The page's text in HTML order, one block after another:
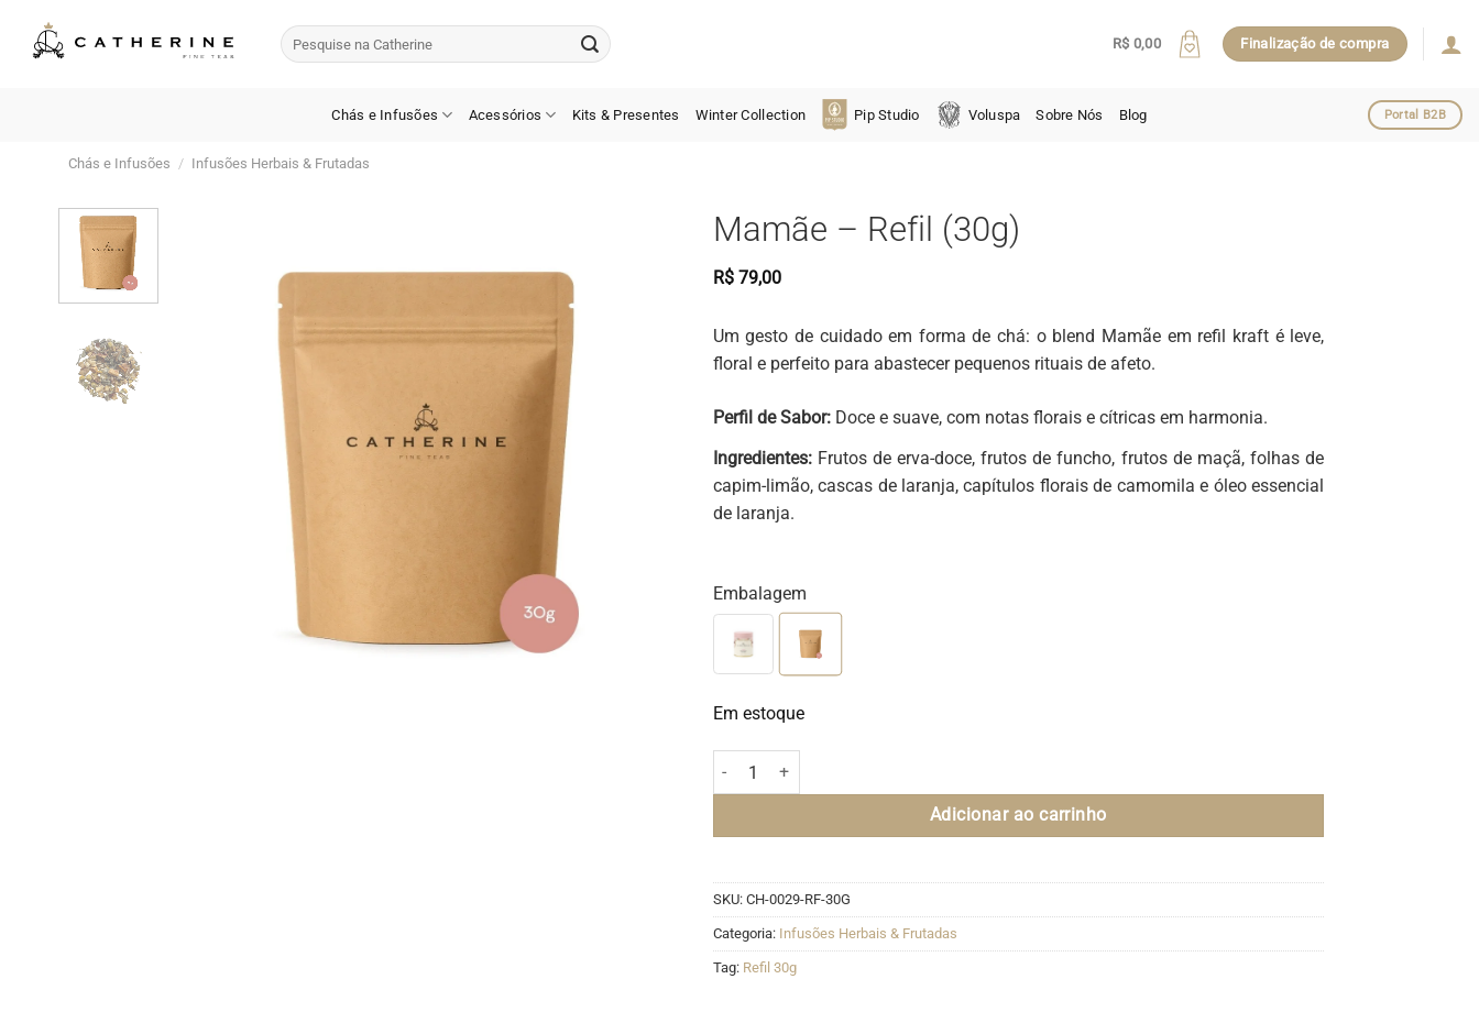
Pesquisar
por:
R$ 0,00 Finalização de compra
Chás e Infusões Acessórios Kits & Presentes Winter Collection Pip Studio Voluspa Sobre Nós Blog Portal B2B
Chás e Infusões / Infusões Herbais & Frutadas
Mamãe – Refil (30g)
R$79,00
Um gesto de cuidado em forma de chá: o blend Mamãe em refil kraft é leve,
floral e perfeito para abastecer pequenos rituais de afeto.
Perfil de Sabor:Doce e suave, com notas florais e cítricas em harmonia.
Ingredientes:Frutos de erva-doce, frutos de funcho, frutos de maçã, folhas de
capim-limão, cascas de laranja, capítulos florais de camomila e óleo essencial
de laranja.
Embalagem
Em estoque
Mamãe - Refil (30g) quantidade
Adicionar ao carrinho
SKU: CH-0029-RF-30G
Categoria: Infusões Herbais & Frutadas
Tag: Refil 30g